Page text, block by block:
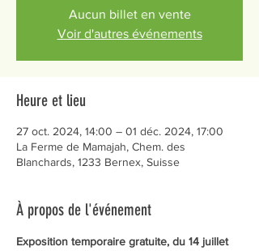
Aucun billet en vente
Voir d'autres événements
Heure et lieu
27 oct. 2024, 14:00 – 01 déc. 2024, 17:00
La Ferme de Mamajah, Chem. des
Blanchards, 1233 Bernex, Suisse
À propos de l'événement
Exposition temporaire gratuite, du 14 juillet